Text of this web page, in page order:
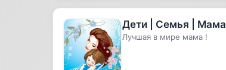
Дети | Семья | Мама
Лучшая в мире мама !